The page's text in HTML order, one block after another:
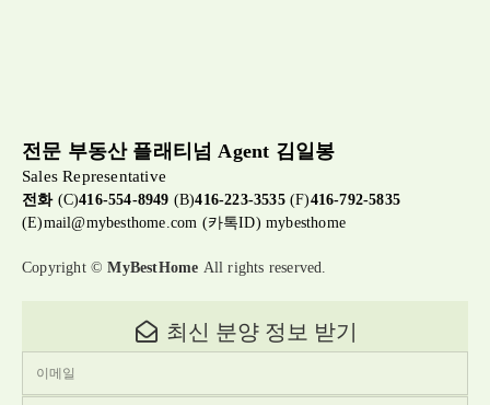
전문 부동산 플래티넘 Agent 김일봉
Sales Representative
전화(C)416-554-8949 (B)416-223-3535(F)416-792-5835
(E)mail@mybesthome.com (카톡ID) mybesthome
Copyright ©MyBestHome All rights reserved.
최신 분양 정보 받기